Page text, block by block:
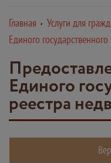
Главная Услуги для
Единого
Единого
реестра